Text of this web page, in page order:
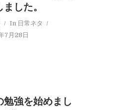
した。
In 日常ネタ
7月28日
勉強を始めまし